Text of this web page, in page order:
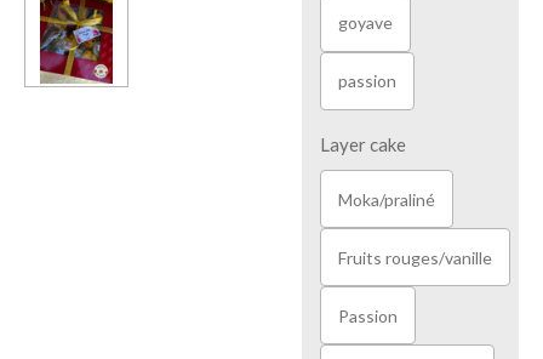
goyave
passion
Layer cake
Moka/praliné
Fruits rouges/vanille
Passion